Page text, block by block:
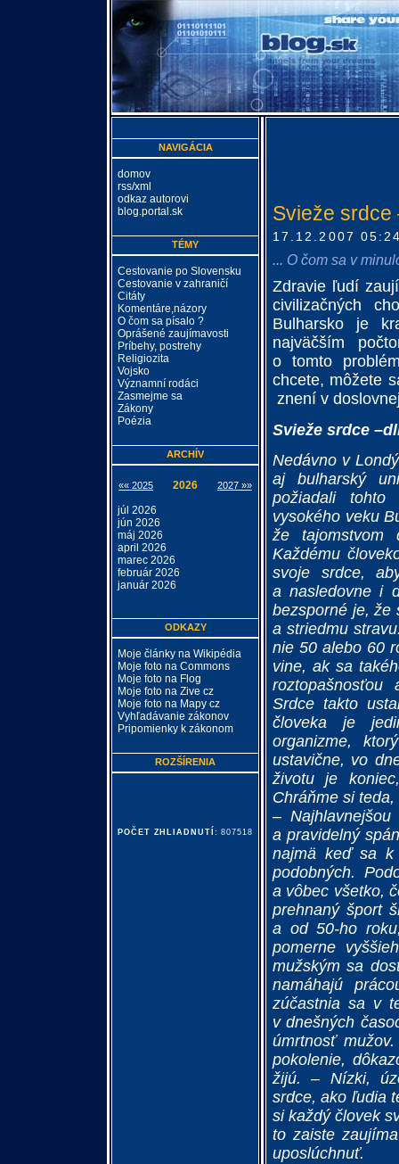
Svieže srdce
17.12.2007
... O čom sa v
Zdravie ľudí
civilizačných
Bulharsko je
najväčším
o tomto
chcete, môžete
znení v
Svieže srdce
Nedávno v
aj bulharský
požiadali tohto
vysokého veku
že
Každému
svoje srdce,
a nasledovne i
bezsporné je, že
a striedmu
nie 50 alebo 60
vine, ak sa
roztopašnosťou
Srdce takto
človeka je
organizme,
ustavične, vo
životu je
Chráňme si
–
a pravidelný
najmä keď sa k
podobných.
a vôbec všetko,
prehnaný šport
a od 50-ho
pomerne
mužským sa
namáhajú
zúčastnia sa v
v dnešných
úmrtnosť
pokolenie,
žijú. – Nízki,
srdce, ako ľudia
si každý človek
to zaiste
uposlúchnuť.
NAVIGÁCIA
domov
rss/xml
odkaz autorovi
blog.portal.sk
TÉMY
Cestovanie po Slovensku
Cestovanie v zahraničí
Citáty
Komentáre,názory
O čom sa písalo ?
Oprášené zaujímavosti
Príbehy, postrehy
Religiozita
Vojsko
Významní rodáci
Zasmejme sa
Zákony
Poézia
ARCHÍV
«« 2025 2026 2027 »»
júl 2026
jún 2026
máj 2026
april 2026
marec 2026
február 2026
január 2026
ODKAZY
Moje články na Wikipédia
Moje foto na Commons
Moje foto na Flog
Moje foto na Zive cz
Moje foto na Mapy cz
Vyhľadávanie zákonov
Pripomienky k zákonom
ROZŠÍRENIA
POČET ZHLIADNUTÍ: 807518